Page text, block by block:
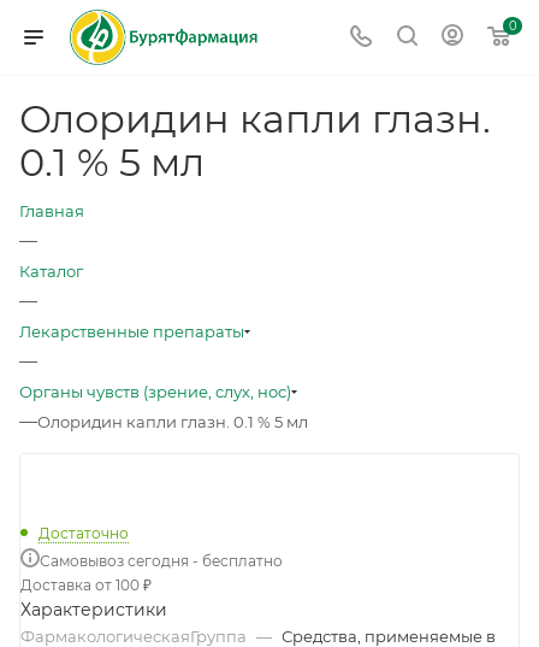
0
Олоридин капли глазн.
0.1 % 5 мл
Главная
—
Каталог
—
Лекарственные препараты
—
Органы чувств (зрение, слух, нос)
—Олоридин капли глазн. 0.1 % 5 мл
Достаточно
Самовывоз сегодня - бесплатно
Доставка от 100 ₽
Характеристики
ФармакологическаяГруппа — Средства, применяемые в